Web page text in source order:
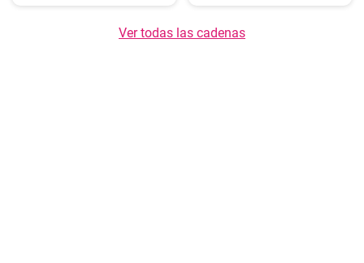
Ver todas las cadenas